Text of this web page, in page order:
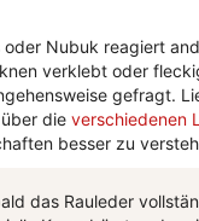
oder Nubuk reagiert
verklebt oder
gefragt.
die verschiedenen
besser zu
das Rauleder